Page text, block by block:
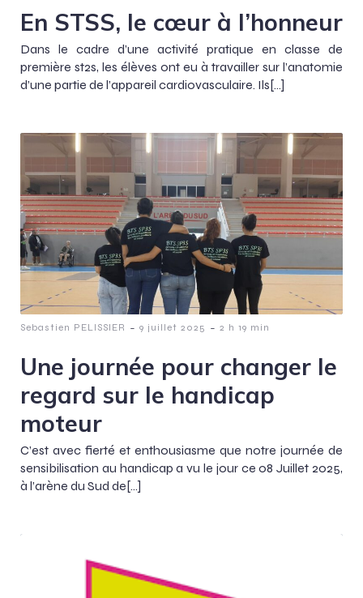
En STSS, le cœur à l’honneur
Dans le cadre d’une activité pratique en classe de
première st2s, les élèves ont eu à travailler sur l’anatomie
d’une partie de l’appareil cardiovasculaire. Ils[…]
Sebastien PELISSIER - 9 juillet 2025 - 2 h 19 min
Une journée pour changer le
regard sur le handicap
moteur
C’est avec fierté et enthousiasme que notre journée de
sensibilisation au handicap a vu le jour ce 08 Juillet 2025,
à l’arène du Sud de[…]